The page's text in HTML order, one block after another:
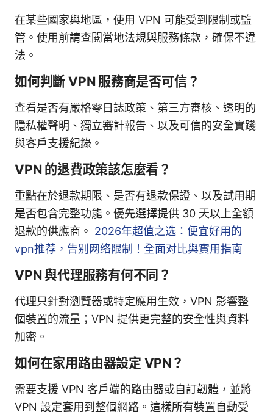
在某些國家與地區，使用 VPN 可能受到限制或監
管。使用前請查閱當地法規與服務條款，確保不違
法。
如何判斷 VPN 服務商是否可信？
查看是否有嚴格零日誌政策、第三方審核、透明的
隱私權聲明、獨立審計報告、以及可信的安全實踐
與客戶支援紀錄。
VPN 的退費政策該怎麼看？
重點在於退款期限、是否有退款保證、以及試用期
是否包含完整功能。優先選擇提供 30 天以上全額
退款的供應商。 2026年超值之选：便宜好用的
vpn推荐，告别网络限制！全面对比與實用指南
VPN 與代理服務有何不同？
代理只針對瀏覽器或特定應用生效，VPN 影響整
個裝置的流量；VPN 提供更完整的安全性與資料
加密。
如何在家用路由器設定 VPN？
需要支援 VPN 客戶端的路由器或自訂韌體，並將
VPN 設定套用到整個網路。這樣所有裝置自動受